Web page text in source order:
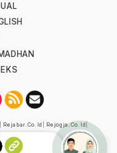
Rejabar.co.id Rejogja.co.id
Dewan Pers